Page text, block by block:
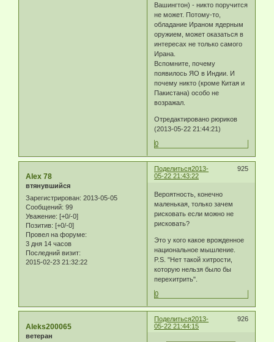
Вашингтон) - никто поручится
не может. Потому-то,
обладание Ираном ядерным
оружием, может оказаться в
интересах не только самого
Ирана.
Вспомните, почему
появилось ЯО в Индии. И
почему никто (кроме Китая и
Пакистана) особо не
возражал.
Отредактировано рюриков
(2013-05-22 21:44:21)
0
Поделиться 925
2013-
05-22 21:43:22
Alex 78
втянувшийся
Зарегистрирован: 2013-05-05
Сообщений: 99
Уважение: [+0/-0]
Позитив: [+0/-0]
Провел на форуме:
3 дня 14 часов
Последний визит:
2015-02-23 21:32:22
Вероятность, конечно
маленькая, только зачем
рисковать если можно не
рисковать?
Это у кого какое врожденное
национальное мышление.
P.S. "Нет такой хитрости,
которую нельзя было бы
перехитрить".
0
Поделиться 926
2013-
05-22 21:44:15
Aleks200065
ветеран